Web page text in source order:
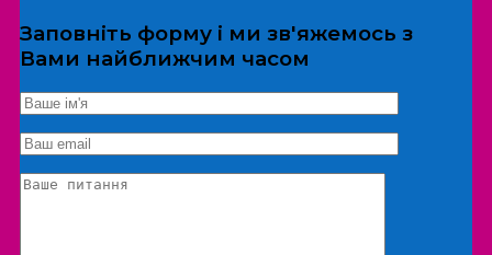
*Дані не передаються третім особам
Екскурсія/локація
Заповніть форму і ми зв'яжемось з
Вами найближчим часом